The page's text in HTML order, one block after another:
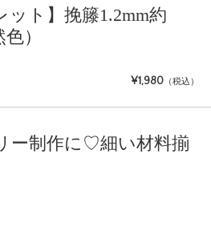
ット】挽籐1.2mm約
）
¥1,980 （税込）
ー制作に♡細い材料揃